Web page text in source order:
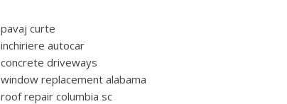
pavaj curte
inchiriere autocar
concrete driveways
window replacement alabama
roof repair columbia sc